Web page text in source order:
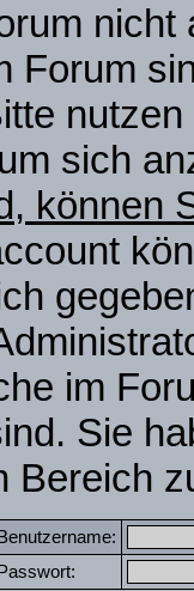
nicht
Forum
sich
können
im
Sie
Bereich